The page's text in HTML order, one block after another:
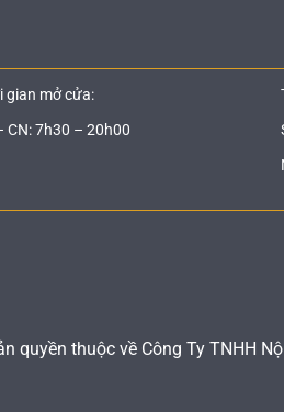
gian mở cửa:
CN: 7h30 – 20h00
quyền thuộc về Công Ty TNHH